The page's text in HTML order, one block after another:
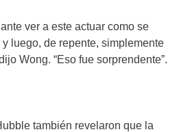
ver a este actuar como se
luego, de repente, simplemente
Wong. “Eso fue sorprendente”.
también revelaron que la